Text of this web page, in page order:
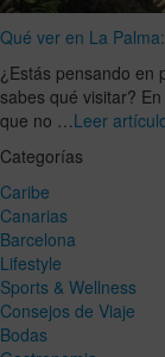
Qué ver en La
¿Estás pensando en
sabes qué visitar?
que no …Leer
Categorías
Caribe
Canarias
Barcelona
Lifestyle
Sports & Wellness
Consejos de Viaje
Bodas